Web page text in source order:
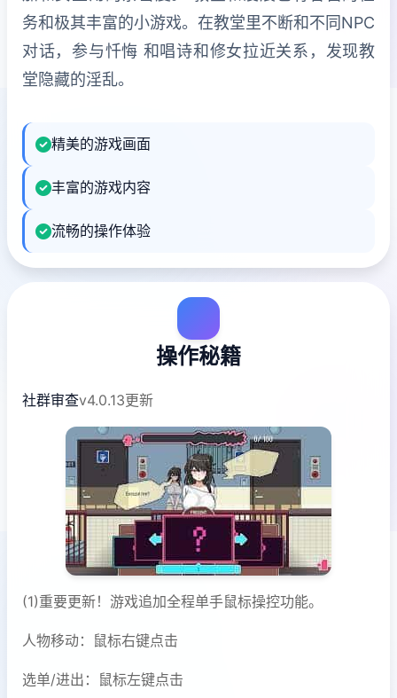
务和极其丰富的小游戏。在教堂里不断和不同NPC
对话，参与忏悔 和唱诗和修女拉近关系，发现教
堂隐藏的淫乱。
精美的游戏画面
丰富的游戏内容
流畅的操作体验
操作秘籍
社群审查v4.0.13更新
(1)重要更新！游戏追加全程单手鼠标操控功能。
人物移动：鼠标右键点击
选单/进出：鼠标左键点击